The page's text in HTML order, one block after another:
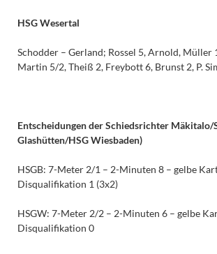
HSG Wesertal
Schodder – Gerland; Rossel 5, Arnold, Müller
Martin 5/2, Theiß 2, Freybott 6, Brunst 2, P.
Entscheidungen der Schiedsrichter Mäkitalo/
Glashütten/HSG Wiesbaden)
HSGB: 7-Meter 2/1 – 2-Minuten 8 – gelbe
Disqualifikation 1 (3x2)
HSGW: 7-Meter 2/2 – 2-Minuten 6 – gelbe
Disqualifikation 0